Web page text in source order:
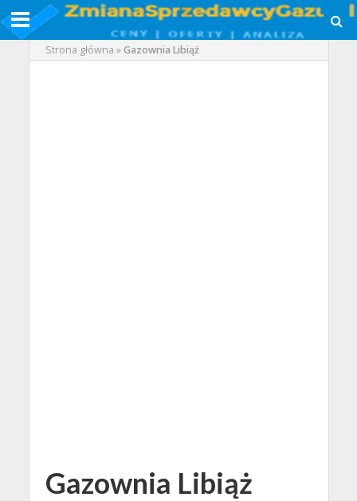
Strona główna »Gazownia Libiąż
Gazownia Libiąż